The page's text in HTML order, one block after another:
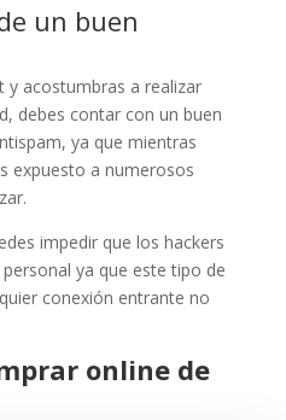
un buen
y acostumbras a realizar
debes contar con un buen
ya que mientras
expuesto a numerosos
impedir que los hackers
ya que este tipo de
conexión entrante no
online de